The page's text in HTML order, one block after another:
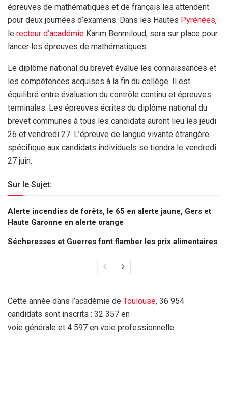
épreuves de mathématiques et de français les attendent
pour deux journées d’examens. Dans les Hautes Pyrénées,
le recteur d’académie Karim Benmiloud, sera sur place pour
lancer les épreuves de mathématiques.
Le diplôme national du brevet évalue les connaissances et
les compétences acquises à la fin du collège. Il est
équilibré entre évaluation du contrôle continu et épreuves
terminales. Les épreuves écrites du diplôme national du
brevet communes à tous les candidats auront lieu les jeudi
26 et vendredi 27. L’épreuve de langue vivante étrangère
spécifique aux candidats individuels se tiendra le vendredi
27 juin.
Sur le Sujet:
Alerte incendies de forêts, le 65 en alerte jaune, Gers et
Haute Garonne en alerte orange
Sécheresses et Guerres font flamber les prix alimentaires
Cette année dans l’académie de Toulouse, 36 954
candidats sont inscrits : 32 357 en
voie générale et 4 597 en voie professionnelle.